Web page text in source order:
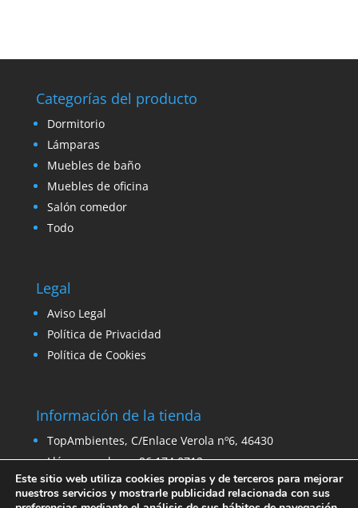
Categorías del producto
Dormitorio
Lámparas
Muebles de baño
Muebles de oficina
Salón comedor
Todo
Legal
Aviso Legal
Política de Privacidad
Política de Cookies
Información de la tienda
TopAmbientes, C/Enlace Verola nº6, 46430
Llámanos ahora: 96 174 0712
Email:ventas@venta-stock.com
Este sitio web utiliza cookies propias y de terceros para mejorar
nuestros servicios y mostrarle publicidad relacionada con sus